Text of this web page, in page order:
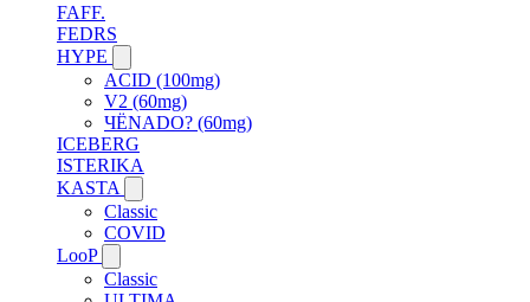
FAFF.
FEDRS
HYPE
ACID (100mg)
V2 (60mg)
ЧЁNADO? (60mg)
ICEBERG
ISTERIKA
KASTA
Classic
COVID
LooP
Classic